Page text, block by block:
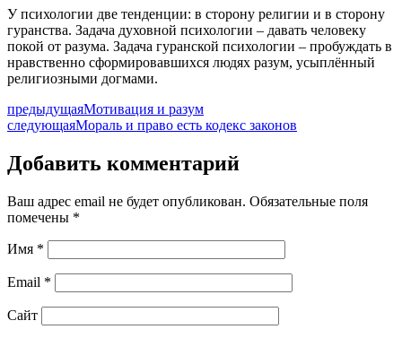
У психологии две тенденции: в сторону религии и в сторону
гуранства. Задача духовной психологии – давать человеку
покой от разума. Задача гуранской психологии – пробуждать в
нравственно сформировавшихся людях разум, усыплённый
религиозными догмами.
предыдущаяМотивация и разум
следующаяМораль и право есть кодекс законов
Добавить комментарий
Ваш адрес email не будет опубликован. Обязательные поля
помечены *
Имя *
Email *
Сайт